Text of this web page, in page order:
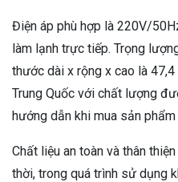
Điện áp phù hợp là 220V/
làm lạnh trực tiếp. Trọng
thước dài x rộng x cao là
Trung Quốc với chất lượng
hướng dẫn khi mua sản phẩm
Chất liệu an toàn và thân
thời, trong quá trình sử dụng